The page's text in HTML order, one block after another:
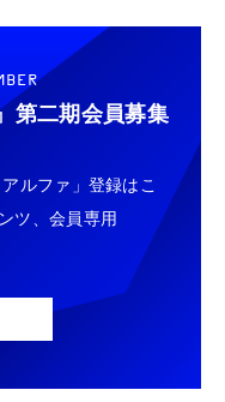
Dreams内蔵 HDD 1TB
ンPC丶サーバー対応
ピー ProDisplay P224
フルHD｜
｜5ms 応答｜ブルー
カーフリー｜VESA 対
TV Stick HD | 手軽に
めよう | ストリーミン
4K Select | 4Kの高画
リーミングメディア
布製 塗装済み可
フィギュアーツ 機
DESTINY キラ・ヤマ
ロットスーツVer．)
塗装済み可動フィギ
フィギュアーツ
ロロ 約155mm
可動フィギュア
第二期会員募集
ルファ」登録はこ
ツ、会員専用